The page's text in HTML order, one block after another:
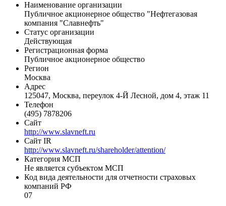
Наименование организации
Публичное акционерное общество "Нефтегазовая
компания "Славнефть"
Статус организации
Действующая
Регистрационная форма
Публичное акционерное общество
Регион
Москва
Адрес
125047, Москва, переулок 4-Й Лесной, дом 4, этаж 11
Телефон
(495) 7878206
Сайт
http://www.slavneft.ru
Сайт IR
http://www.slavneft.ru/shareholder/attention/
Категория МСП
Не является субъектом МСП
Код вида деятельности для отчетности страховых
компаний РФ
07